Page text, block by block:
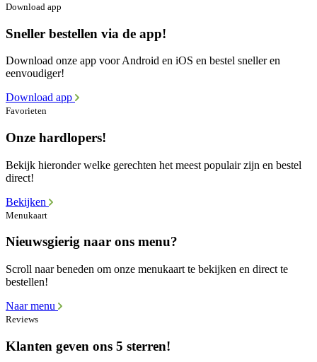
Download app
Sneller bestellen via de app!
Download onze app voor Android en iOS en bestel sneller en
eenvoudiger!
Download app
Favorieten
Onze hardlopers!
Bekijk hieronder welke gerechten het meest populair zijn en bestel
direct!
Bekijken
Menukaart
Nieuwsgierig naar ons menu?
Scroll naar beneden om onze menukaart te bekijken en direct te
bestellen!
Naar menu
Reviews
Klanten geven ons 5 sterren!